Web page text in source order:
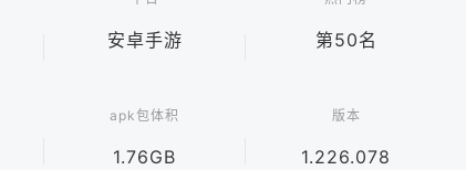
通过 “挂机巡逻” 可轻松收集资源，摆脱单一任务的枯燥。玩
安卓手游 第50名
apk包体积
1.76GB
版本
1.226.078